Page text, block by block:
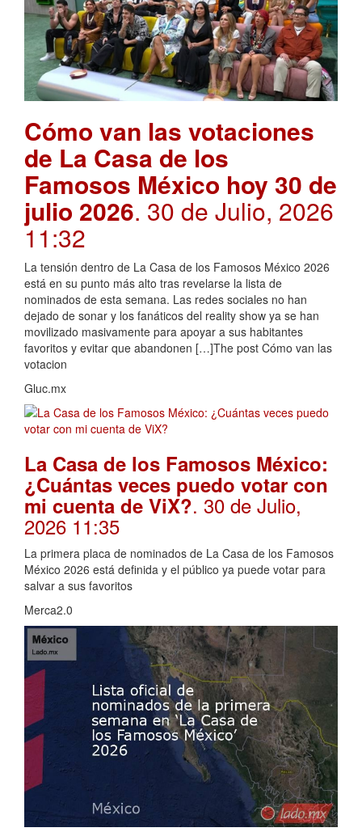
Cómo van las votaciones
de La Casa de los
Famosos México hoy 30 de
julio 2026. 30 de Julio, 2026
11:32
La tensión dentro de La Casa de los Famosos México 2026
está en su punto más alto tras revelarse la lista de
nominados de esta semana. Las redes sociales no han
dejado de sonar y los fanáticos del reality show ya se han
movilizado masivamente para apoyar a sus habitantes
favoritos y evitar que abandonen […]The post Cómo van las
votacion
Gluc.mx
La Casa de los Famosos México:
¿Cuántas veces puedo votar con
mi cuenta de ViX?. 30 de Julio,
2026 11:35
La primera placa de nominados de La Casa de los Famosos
México 2026 está definida y el público ya puede votar para
salvar a sus favoritos
Merca2.0